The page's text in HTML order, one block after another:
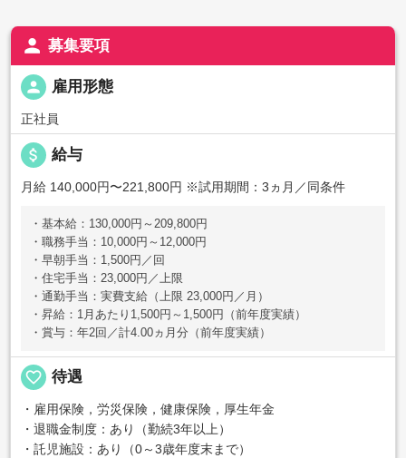
person 募集要項
person 雇用形態
正社員
attach_money 給与
月給 140,000円〜221,800円 ※試用期間：3ヵ月／同条件
・基本給：130,000円～209,800円
・職務手当：10,000円～12,000円
・早朝手当：1,500円／回
・住宅手当：23,000円／上限
・通勤手当：実費支給（上限 23,000円／月）
・昇給：1月あたり1,500円～1,500円（前年度実績）
・賞与：年2回／計4.00ヵ月分（前年度実績）
favorite_border 待遇
・雇用保険，労災保険，健康保険，厚生年金
・退職金制度：あり（勤続3年以上）
・託児施設：あり（0～3歳年度末まで）